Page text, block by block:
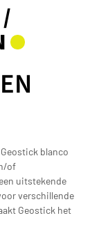
blanco
of
uitstekende
verschillende
Geostick het